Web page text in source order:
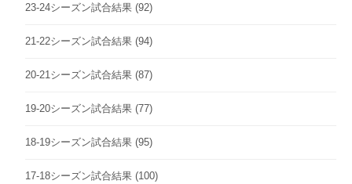
23-24シーズン試合結果 (92)
21-22シーズン試合結果 (94)
20-21シーズン試合結果 (87)
19-20シーズン試合結果 (77)
18-19シーズン試合結果 (95)
17-18シーズン試合結果 (100)